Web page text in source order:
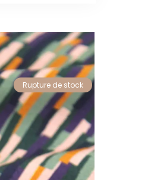
Rupture de stock